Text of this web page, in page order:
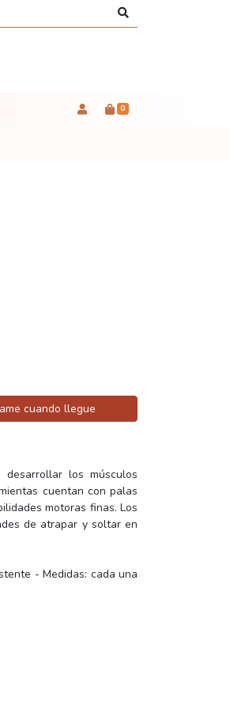
0
cuando llegue
los músculos
cuentan con palas
motoras finas. Los
de atrapar y soltar en
- Medidas: cada una